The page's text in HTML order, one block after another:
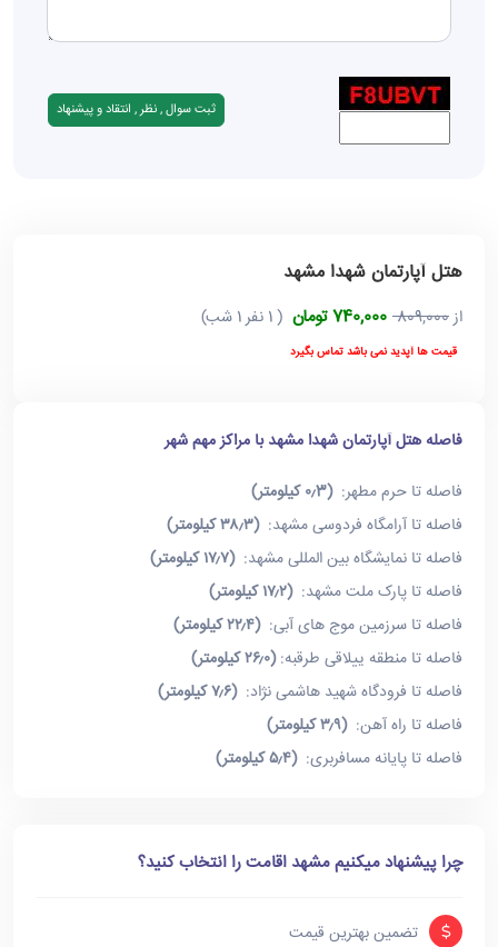
هتل آپارتمان شهدا مشهد
از809,000 740,000 تومان ( 1 نفر 1 شب)
قیمت ها آپدید نمی باشد تماس بگیرد
فاصله هتل آپارتمان شهدا مشهد با مراکز مهم شهر
فاصله تا حرم مطهر:(۰٫3 کیلومتر)
فاصله تا آرامگاه فردوسی مشهد:(۳۸٫۳ کیلومتر)
فاصله تا نمایشگاه بین المللی مشهد:(۱۷٫۷ کیلومتر)
فاصله تا پارک ملت مشهد:(۱۷٫۲ کیلومتر)
فاصله تا سرزمین موج های آبی:(۲۲٫۴ کیلومتر)
فاصله تا منطقه ییلاقی طرقبه:(۲۶٫۰ کیلومتر)
فاصله تا فرودگاه شهید هاشمی نژاد:(۷٫۶ کیلومتر)
فاصله تا راه آهن:(۳٫۹ کیلومتر)
فاصله تا پایانه مسافربری:(۵٫۴ کیلومتر)
چرا پیشنهاد میکنیم مشهد اقامت را انتخاب کنید؟
تضمین بهترین قیمت